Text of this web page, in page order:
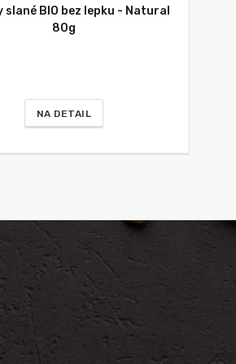
slané BIO bez lepku - Natural
80g
NA DETAIL